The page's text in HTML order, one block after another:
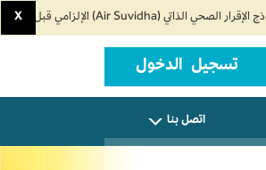
X
تسجيل الدخول
اتصل بنا